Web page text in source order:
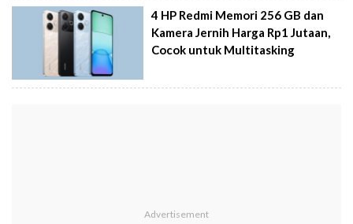
4 HP Redmi Memori 256 GB dan
Kamera Jernih Harga Rp1 Jutaan,
Cocok untuk Multitasking